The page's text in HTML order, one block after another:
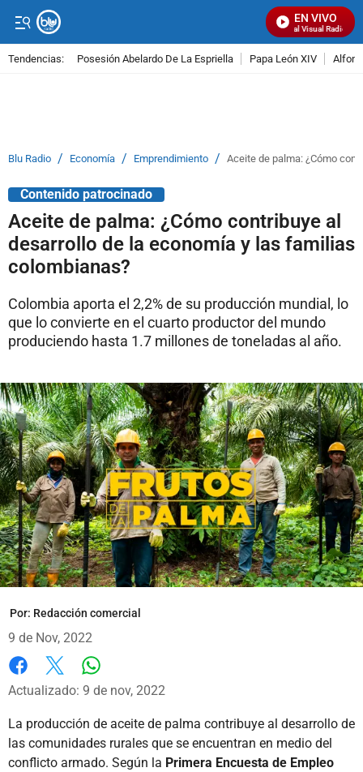
EN VIVO
Señal Visual Radio
Tendencias: Posesión Abelardo De La Espriella Papa León XIV
Blu Radio / Economía / Emprendimiento / Aceite de palma: ¿Cómo
Contenido patrocinado
Aceite de palma: ¿Cómo contribuye al
desarrollo de la economía y las familias
colombianas?
Colombia aporta el 2,2% de su producción mundial, lo
que lo convierte en el cuarto productor del mundo
produciendo hasta 1.7 millones de toneladas al año.
Por: Redacción comercial
9 de Nov, 2022
Facebook
X
Actualizado: 9 de nov, 2022
La producción de aceite de palma contribuye al desarrollo de
las comunidades rurales que se encuentran en medio del
conflicto armado. Según la Primera Encuesta de Empleo